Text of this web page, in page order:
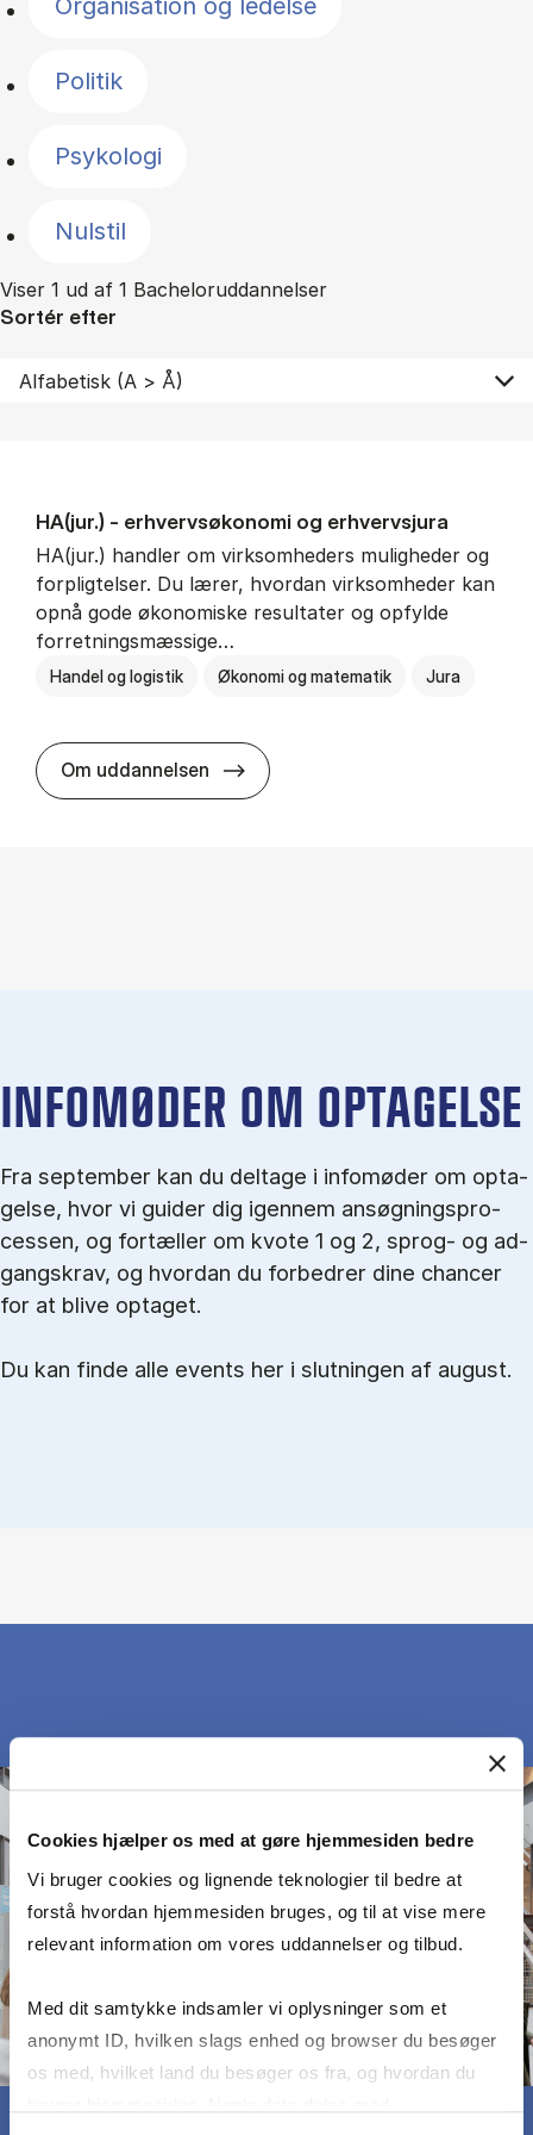
Cookies hjælper os med at gøre hjemmesiden bedre
Vi bruger cookies og lignende teknologier til bedre at
forstå hvordan hjemmesiden bruges, og til at vise mere
relevant information om vores uddannelser og tilbud.
Med dit samtykke indsamler vi oplysninger som et
anonymt ID, hvilken slags enhed og browser du besøger
os med, hvilket land du besøger os fra, og hvordan du
Organisation og ledelse
Politik
Psykologi
Nulstil
Viser 1 ud af 1 Bacheloruddannelser
Sortér efter
HA(jur.) - erhvervs­økonomi og erhvervs­jura
HA(jur.) handler om virksomheders muligheder og
forpligtelser. Du lærer, hvordan virksomheder kan
opnå gode økonomiske resultater og opfylde
forretningsmæssige…
Handel og logistik Økonomi og matematik Jura
Om uddannelsen HA(jur.) - erhvervs­økonomi og
IN­FO­MØ­DER OM OP­TA­GEL­SE
Fra september kan du del­tage i in­fo­mø­der om op­ta­
gel­se, hvor vi gu­i­der dig igen­nem an­søg­nings­pro­
ces­sen, og for­tæl­ler om kvo­te 1 og 2, sprog- og ad­
gangs­krav, og hvordan du forbedrer dine chancer
for at blive optaget.
Du kan finde alle events her i slutningen af august.